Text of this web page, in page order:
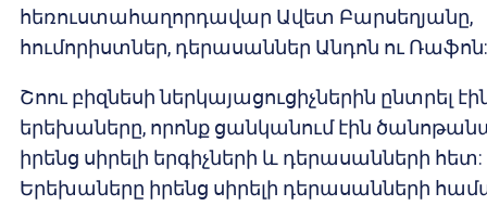
հեռուստահաղորդավար Ավետ Բարսեղյանը,
հումորիստներ, դերասաններ Անդոն ու Ռաֆոն:
Շոու բիզնեսի ներկայացուցիչներին ընտրել
երեխաները, որոնք ցանկանում էին
իրենց սիրելի երգիչների և դերասանների հետ:
Երեխաները իրենց սիրելի դերասանների